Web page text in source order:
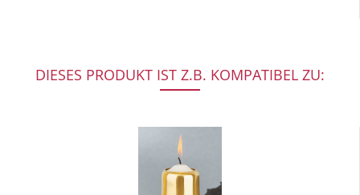
DIESES PRODUKT IST Z.B. KOMPATIBEL ZU: